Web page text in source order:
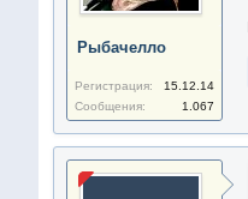
Рыбачелло
Регистрация:
15.12.14
Сообщения:
1.067